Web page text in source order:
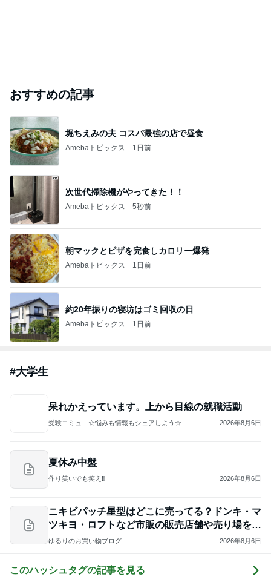
おすすめの記事
堀ちえみの夫 コスパ最強の店で昼食
Amebaトピックス 1日前
次世代掃除機がやってきた！！
Amebaトピックス 5秒前
朝マックとピザを完食しカロリー爆発
Amebaトピックス 1日前
約20年振りの寝坊はゴミ回収の日
Amebaトピックス 1日前
#大学生
呆れかえっています。上から目線の就職活動
受験コミュ ☆悩みも情報もシェアしよう☆ 2026年8月6日
夏休み中盤
作り笑いでも笑え‼️ 2026年8月6日
ニキビパッチ星型はどこに売ってる？ドンキ・マ
ツキヨ・ロフトなど市販の販売店舗や売り場を徹
底調査
ゆるりのお買い物ブログ 2026年8月6日
このハッシュタグの記事を見る